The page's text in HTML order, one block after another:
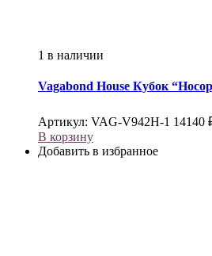
1 в наличии
Vagabond House Кубок
Артикул: VAG-V942H-1 14140
В корзину
Добавить в избранное